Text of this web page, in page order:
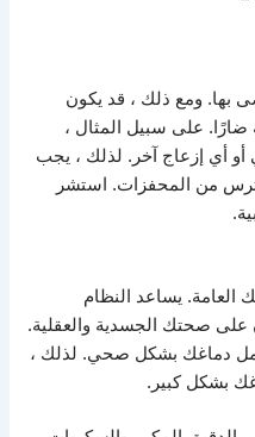
بها. ومع ذلك ، قد يكون
ضارًا. على سبيل المثال ،
أي إزعاج آخر. لذلك ، يجب
من المحفزات. استشر
العامة. يساعد النظام
على صحتك الجسدية والعقلية.
دماغك بشكل صحي. لذلك ،
بشكل كبير.